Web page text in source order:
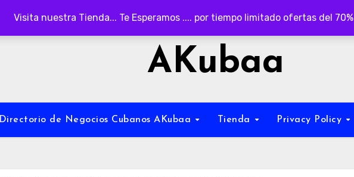
Visita nuestra Tienda... Te Esperamos .... por tiempo limitado ofertas del 70%
AKubaa
Directorio de Negocios Cubanos AKubaa Tienda Privacy Policy